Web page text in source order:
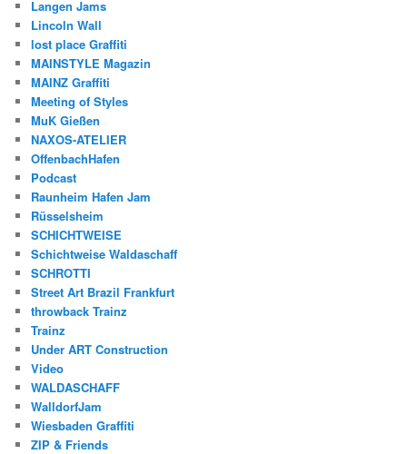
Langen Jams
Lincoln Wall
lost place Graffiti
MAINSTYLE Magazin
MAINZ Graffiti
Meeting of Styles
MuK Gießen
NAXOS-ATELIER
OffenbachHafen
Podcast
Raunheim Hafen Jam
Rüsselsheim
SCHICHTWEISE
Schichtweise Waldaschaff
SCHROTTI
Street Art Brazil Frankfurt
throwback Trainz
Trainz
Under ART Construction
Video
WALDASCHAFF
WalldorfJam
Wiesbaden Graffiti
ZIP & Friends